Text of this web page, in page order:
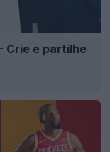
Crie e partilhe